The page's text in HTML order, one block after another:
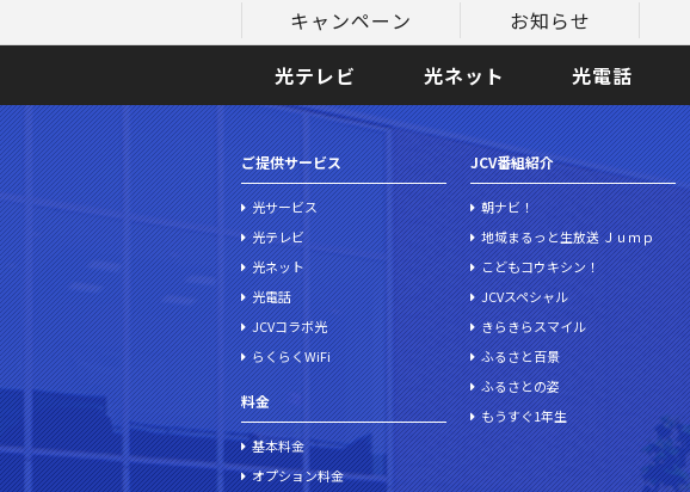
キャンペーン お知らせ
光テレビ
光ネット 光電話
ご提供サービス
光サービス
光テレビ
光ネット
光電話
JCVコラボ光
らくらくWiFi
料金
基本料金
オプション料金
JCV番組紹介
朝ナビ！
地域まるっと生放送 Ｊｕｍｐ
こどもコウキシン！
JCVスペシャル
きらきらスマイル
ふるさと百景
ふるさとの姿
もうすぐ1年生